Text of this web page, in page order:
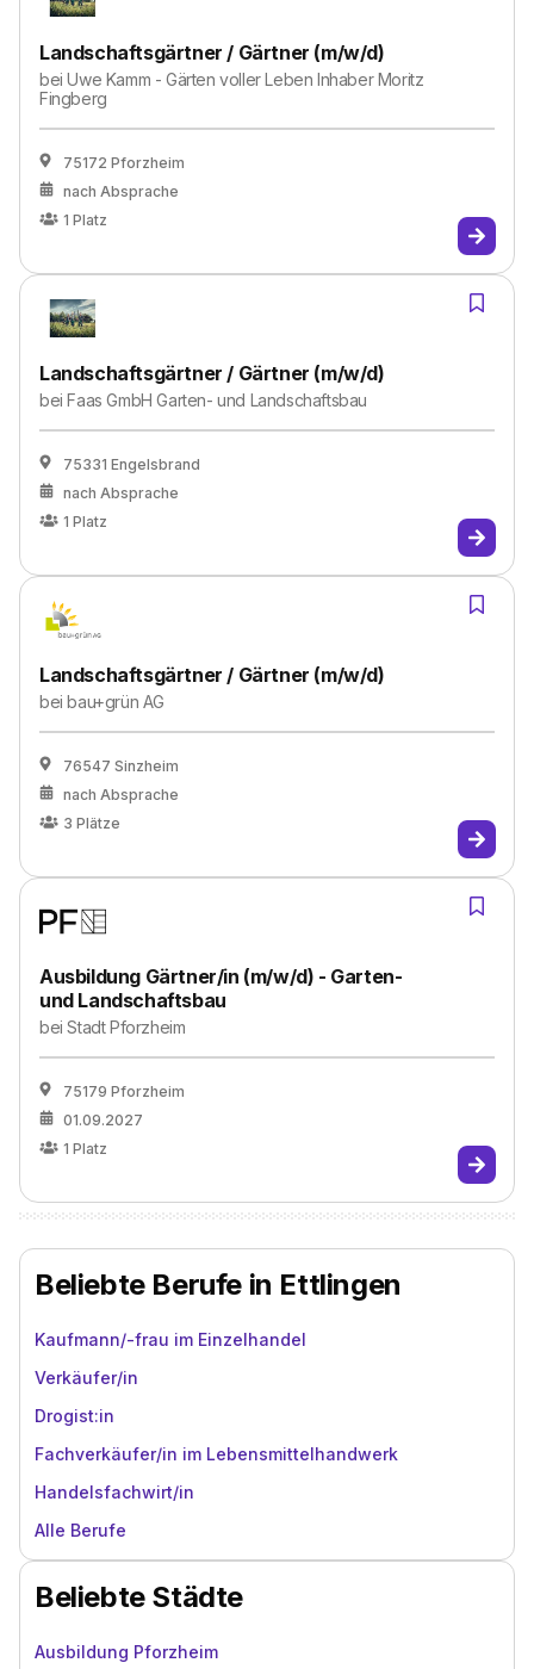
Landschaftsgärtner / Gärtner (m/w/d)
beiUwe Kamm - Gärten voller Leben Inhaber Moritz
Fingberg
75172 Pforzheim
nach Absprache
1 Platz
Landschaftsgärtner / Gärtner (m/w/d)
beiFaas GmbH Garten- und Landschaftsbau
75331 Engelsbrand
nach Absprache
1 Platz
Landschaftsgärtner / Gärtner (m/w/d)
beibau+grün AG
76547 Sinzheim
nach Absprache
3 Plätze
Ausbildung Gärtner/in (m/w/d) - Garten-
und Landschaftsbau
beiStadt Pforzheim
75179 Pforzheim
01.09.2027
1 Platz
Beliebte Berufe in Ettlingen
Kaufmann/-frau im Einzelhandel
Verkäufer/in
Drogist:in
Fachverkäufer/in im Lebensmittelhandwerk
Handelsfachwirt/in
Alle Berufe
Beliebte Städte
Ausbildung Pforzheim